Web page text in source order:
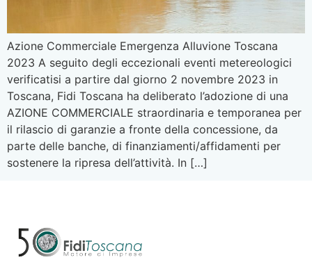
Azione Commerciale Emergenza Alluvione Toscana
2023 A seguito degli eccezionali eventi metereologici
verificatisi a partire dal giorno 2 novembre 2023 in
Toscana, Fidi Toscana ha deliberato l’adozione di una
AZIONE COMMERCIALE straordinaria e temporanea per
il rilascio di garanzie a fronte della concessione, da
parte delle banche, di finanziamenti/affidamenti per
sostenere la ripresa dell’attività. In […]